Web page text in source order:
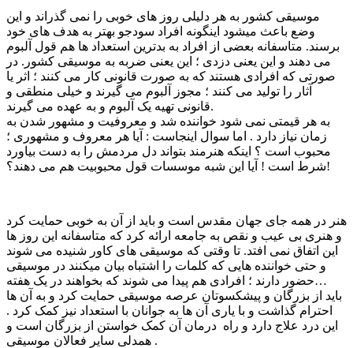
موسیقی کشور به هر دلیلی روز های خوبی را نمی گذراند و این
وضع باعث میشود اینگونه افراد سودجو بهتر به هدف های خود
برسند. متاسفانه بعضی از افراد به بدترین استعداد ها هم قول آلبوم
می دهند و این یعنی دزدی ؛ این یعنی ضربه به موسیقی کشور. در
صورتی که افرادی هستند که به صورت قانونی کار می کنند ؛ اثر یا
آثار را تولید می کنند ؛ مجوز آلبوم می گیرند و خیلی منطقی و
قانونی تهیه یک آلبوم و به عهده می گیرند.
به هر قیمتی نمی شود خواننده شد و معروفیت و مشهور شدن به
زمان نیاز دارد . اما سوال اینجاست : آیا هر معروف و مشهوری ؛
محبوب است ؟ اینکه هنرمند بتواند دل مردمش را به دست بیاورد
شرط است ! آیا این شبه موسسات قول محبوبیت هم می دهند؟!
هنر در همه جای جهان مقدس است و باید از آن به خوبی حمایت کرد
و هنری بی عیب و نقص به جامعه ارائه کرد که متاسفانه این روز ها
این اتفاق نمی افتد. تا وقتی که موسیقی های کاور شنیده می شوند
و حتی خواننده هایی که کلمات را اشتباه بیان میکنند در موسیقی
حضور دارند ؛ افرادی هم پیدا می شوند که بخواهند در یک هفته…
باید از بزرگان و پیشکسوتان عرصه موسیقی حمایت کرد و به آن ها
احترام گذاشت و با یاری آن ها به جوانان با استعداد نیز کمک کرد .
این درد علاج دارد و راه درمان آن کمک خواستن از بزرگان است و
همدلی سایر فعالان موسیقی .